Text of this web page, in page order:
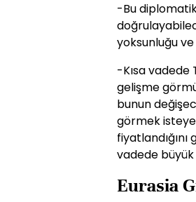
-Bu
yoksunluğu
-Kısa
gelişme
bunun
görmek
fiyatlandığını
vadede büyük
Eurasia